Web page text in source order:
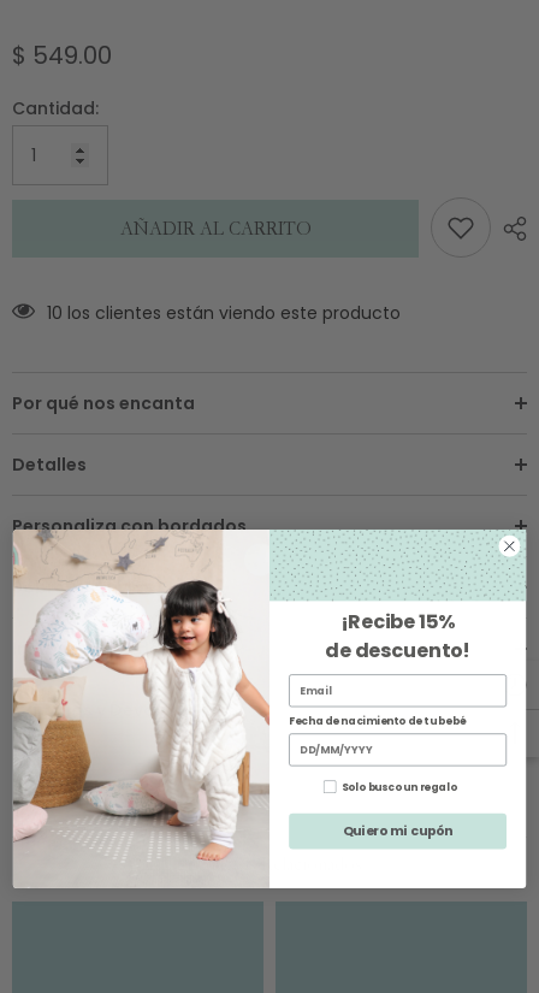
$ 549.00
Cantidad:
AÑADIR AL CARRITO
10 los clientes están viendo este producto
Por qué nos encanta
Detalles
Personaliza con bordados
Sobre los Envíos
Instrucciones de Cuidado
Cambios y Devoluciones
Productos Relacionados
¡Recibe15%
de descuento!
Fecha de nacimiento de tu bebé
Solo busco un regalo
Quiero mi cupón